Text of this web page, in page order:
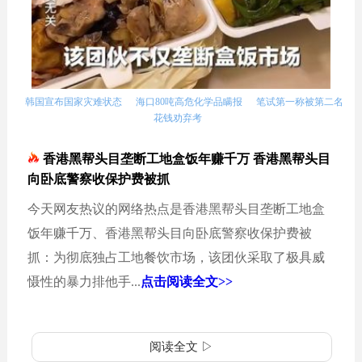
韩国宣布国家灾难状态 海口80吨高危化学品瞒报
笔试第一称被第二名
花钱劝弃考
香港黑帮头目垄断工地盒饭年赚千万 香港黑帮头目
向卧底警察收保护费被抓
今天网友热议的网络热点是香港黑帮头目垄断工地盒
饭年赚千万、香港黑帮头目向卧底警察收保护费被
抓：为彻底独占工地餐饮市场，该团伙采取了极具威
慑性的暴力排他手...点击阅读全文>>
阅读全文 ▷